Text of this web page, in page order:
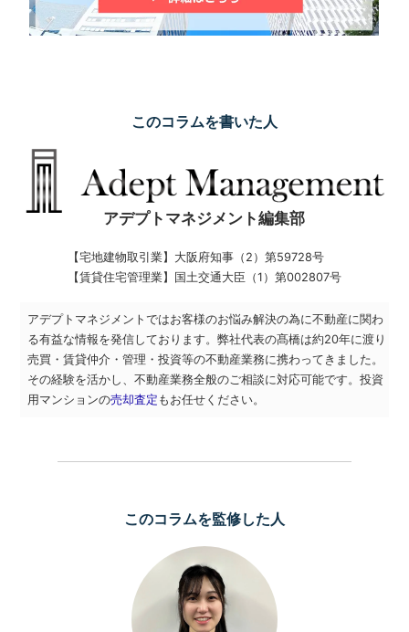
このコラムを書いた人
アデプトマネジメント編集部
【宅地建物取引業】 大阪府知事（2）第59728号
【賃貸住宅管理業】 国土交通大臣（1）第002807号
アデプトマネジメントではお客様のお悩み解決の為に不動産に関わ
る有益な情報を発信しております。弊社代表の髙橋は約20年に渡り
売買・賃貸仲介・管理・投資等の不動産業務に携わってきました。
その経験を活かし、不動産業務全般のご相談に対応可能です。投資
用マンションの売却査定 もお任せください。
このコラムを監修した人